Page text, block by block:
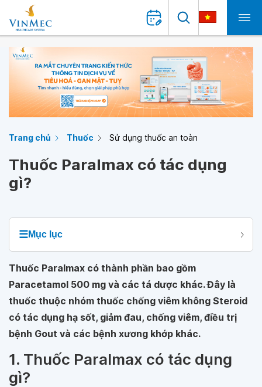
Trang chủ Thuốc Sử dụng thuốc an toàn
Thuốc Paralmax có tác dụng
gì?
☰Mục lục
Thuốc Paralmax có thành phần bao gồm
Paracetamol 500 mg và các tá dược khác. Đây là
thuốc thuộc nhóm thuốc chống viêm không Steroid
có tác dụng hạ sốt, giảm đau, chống viêm, điều trị
bệnh Gout và các bệnh xương khớp khác.
1. Thuốc Paralmax có tác dụng
gì?